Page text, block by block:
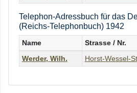
Telephon-Adressbuch für das
(Reichs-Telephonbuch) 1942
Name
Strasse / Nr.
Werder, Wilh. Horst-Wessel-